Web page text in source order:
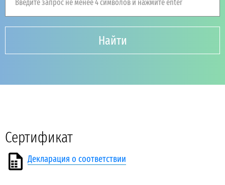
Введите запрос не менее 4 символов и нажмите enter
Найти
Сертификат
Декларация о соответствии